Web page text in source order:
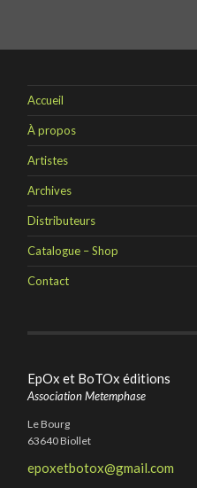
Accueil
À propos
Artistes
Archives
Distributeurs
Catalogue – Shop
Contact
EpOx et BoTOx éditions
Association Metemphase
Le Bourg
63640 Biollet
epoxetbotox@gmail.com